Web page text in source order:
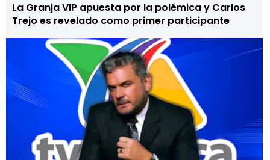
La Granja VIP apuesta por la polémica y Carlos
Trejo es revelado como primer participante